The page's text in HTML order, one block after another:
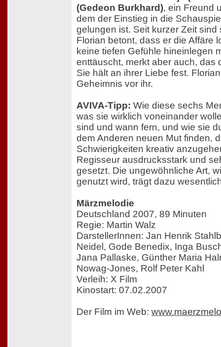
(Gedeon Burkhard), ein Freund
dem der Einstieg in die
gelungen ist. Seit kurzer Zeit
Florian betont, dass er die Affäre
keine tiefen Gefühle hineinlegen
enttäuscht, merkt aber auch, das
Sie hält an ihrer Liebe fest.
Geheimnis vor ihr.
AVIVA-Tipp: Wie diese sechs
was sie wirklich voneinander
sind und wann fern, und wie sie
dem Anderen neuen Mut finden,
Schwierigkeiten kreativ
Regisseur ausdrucksstark und
gesetzt. Die ungewöhnliche Art,
genutzt wird, trägt dazu
Märzmelodie
Deutschland 2007, 89 Minuten
Regie: Martin Walz
DarstellerInnen: Jan Henrik
Neidel, Gode Benedix, Inga
Jana Pallaske, Günther Maria
Nowag-Jones, Rolf Peter Kahl
Verleih: X Film
Kinostart: 07.02.2007
Der Film im Web: